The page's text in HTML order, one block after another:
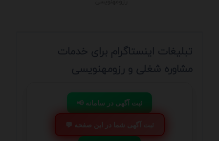
تبلیغات اینستاگرام برای خدمات
مشاوره شغلی و رزومهنویسی
📢 ثبت آگهی در سامانه
💬 ثبت آگهی شما در این صفحه